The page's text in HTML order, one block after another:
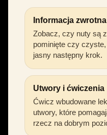
Informacja
Zobacz, czy nuty są
pominięte czy
jasny następny krok.
Utwory i ćwiczenia
Ćwicz wbudowane
utwory, które
rzecz na dobrym